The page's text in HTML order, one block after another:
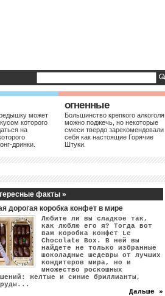
может
которого
на
дринки.
огненные
Большинство крепкого алкоголя
можно поджечь, но некоторые
смеси твердо зарекомендовали
себя как настоящие Горячие
Штуки.
факты »
дорогая коробка конфет в мире
Любите ли вы сладкое так,
как люблю его я? Тогда вот
вам коробка конфет Le
Chocolate Box. В ней вы
найдете не только избранные
шоколадные шедевры от лучших
кондитеров мира, но и
множество роскошных
желтые и синие бриллианты,
Дальше »